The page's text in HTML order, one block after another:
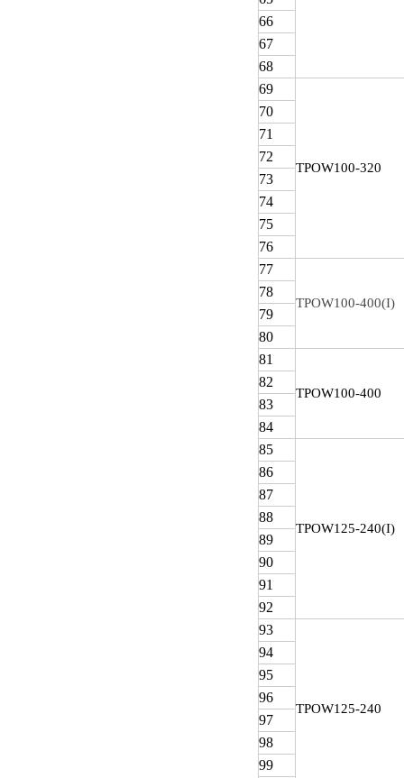
66
67
68
69
TPOW100-320
70
71
72
73
74
75
76
77
TPOW100-400(I)
78
79
80
81
TPOW100-400
82
83
84
85
TPOW125-240(I)
86
87
88
89
90
91
92
93
TPOW125-240
94
95
96
97
98
99